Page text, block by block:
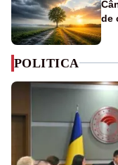
de
POLITICA